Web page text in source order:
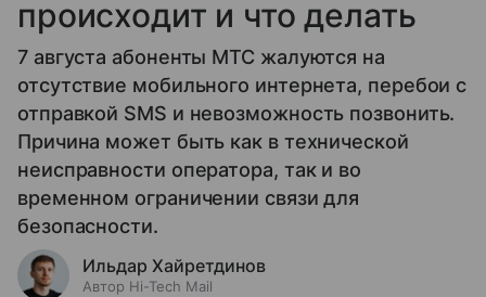
происходит и что делать
7 августа абоненты МТС жалуются на
отсутствие мобильного интернета, перебои с
отправкой SMS и невозможность позвонить.
Причина может быть как в технической
неисправности оператора, так и во
временном ограничении связи для
безопасности.
Ильдар Хайретдинов
Автор Hi-Tech Mail